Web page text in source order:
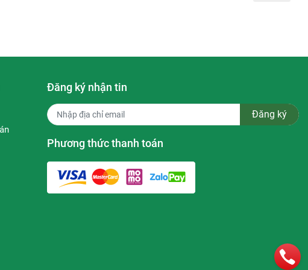
mà da hiệu
nắng và các
thoa và kết
Đăng ký nhận tin
Đăng ký
Phương thức thanh toán